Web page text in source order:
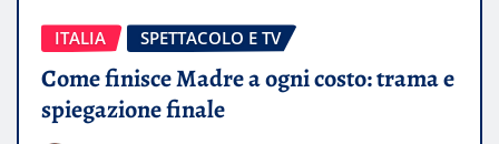
ITALIA SPETTACOLO E TV
Come finisce Madre a ogni costo: trama e
spiegazione finale